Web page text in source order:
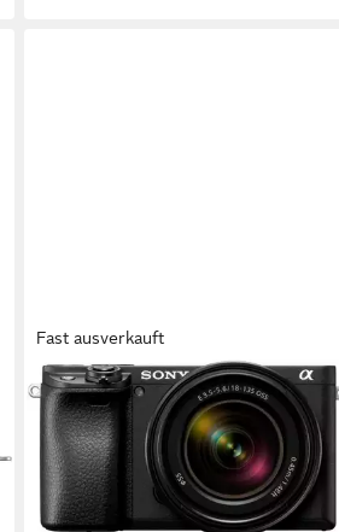
Fast ausverkauft
SONY
Alpha 6400 + 18-135mm Objektiv
Kompaktkamera
24,2 MP Auflösung Foto
4K Ultra HD
Auflösung Video
18-135 mm
Brennweite